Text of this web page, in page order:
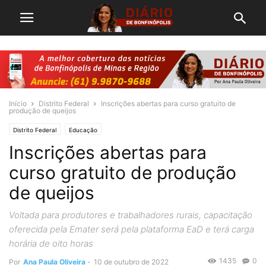
Início Distrito Federal
Inscrições abertas para curso gratuito de
produção de queijos
Distrito Federal Educação
Inscrições abertas para
curso gratuito de produção
de queijos
Voltada para produtores e trabalhadores rurais, capacitação
oferecida pela Emater será pela plataforma EaD e terá carga
horária de oito horas
Por Ana Paula Oliveira - 10 de outubro de 2022 0
1435